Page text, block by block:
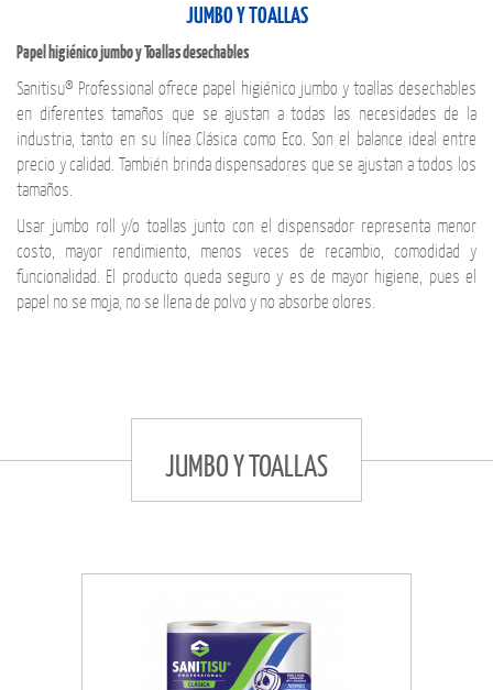
JUMBO Y TOALLAS
Papel higiénico jumbo y Toallas desechables
Sanitisu® Professional ofrece papel higiénico jumbo y toallas desechables
en diferentes tamaños que se ajustan a todas las necesidades de la
industria, tanto en su línea Clásica como Eco. Son el balance ideal entre
precio y calidad. También brinda dispensadores que se ajustan a todos los
tamaños.
Usar jumbo roll y/o toallas junto con el dispensador representa menor
costo, mayor rendimiento, menos veces de recambio, comodidad y
funcionalidad. El producto queda seguro y es de mayor higiene, pues el
papel no se moja, no se llena de polvo y no absorbe olores.
JUMBO Y TOALLAS